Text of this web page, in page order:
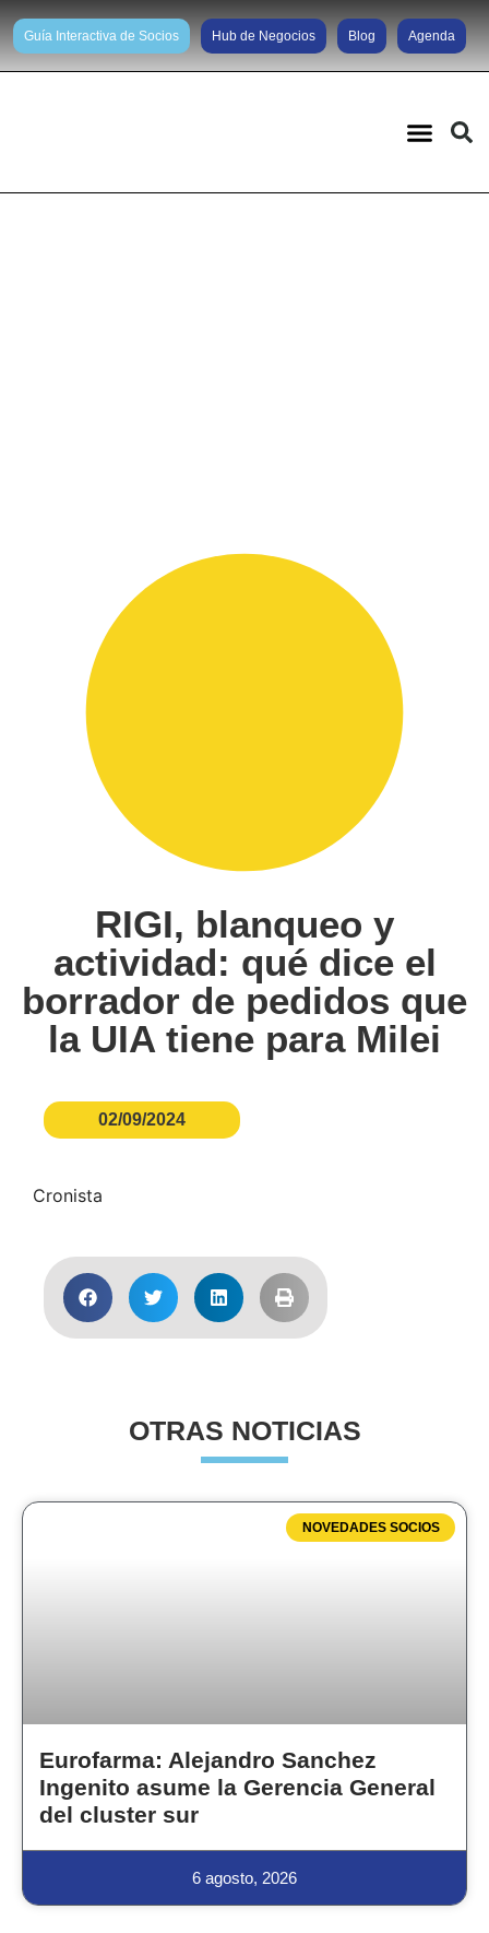
Guía Interactiva de Socios Hub de Negocios Blog Agenda
RIGI, blanqueo y
actividad: qué dice el
borrador de pedidos que
la UIA tiene para Milei
02/09/2024
Cronista
OTRAS NOTICIAS
NOVEDADES SOCIOS
Eurofarma: Alejandro Sanchez
Ingenito asume la Gerencia General
del cluster sur
6 agosto, 2026